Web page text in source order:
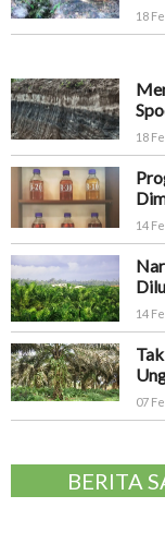
18
18
14
14
07
BERITA